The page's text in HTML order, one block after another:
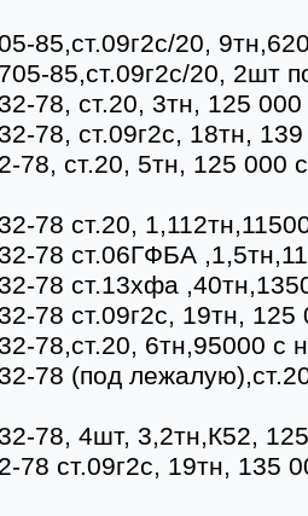
85,ст.09г2с/20,
85,ст.09г2с/20, 2шт
78, ст.20, 3тн, 125
78, ст.09г2с, 18тн,
78, ст.20, 5тн, 125 000
78 ст.20,
78 ст.06ГФБА
78 ст.13хфа
78 ст.09г2с, 19тн,
78,ст.20, 6тн,95000 с
78 (под
78, 4шт, 3,2тн,К52,
78 ст.09г2с, 19тн, 135